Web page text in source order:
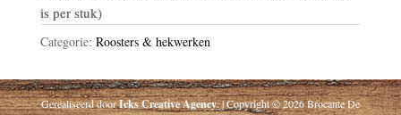
is per stuk)
Categorie: Roosters & hekwerken
Gerealiseerd doorIcks Creative Agency. | Copyright © 2026 Brocante De